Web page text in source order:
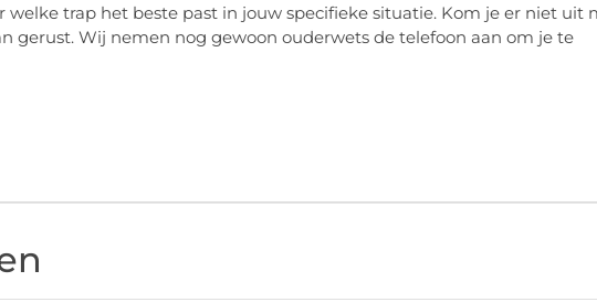
welke trap het beste past in jouw specifieke situatie. Kom je er niet uit
gerust. Wij nemen nog gewoon ouderwets de telefoon aan om je te